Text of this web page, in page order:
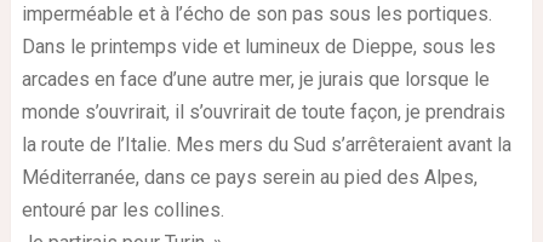
imperméable et à l’écho de son pas sous les portiques.
Dans le printemps vide et lumineux de Dieppe, sous les
arcades en face d’une autre mer, je jurais que lorsque le
monde s’ouvrirait, il s’ouvrirait de toute façon, je prendrais
la route de l’Italie. Mes mers du Sud s’arrêteraient avant la
Méditerranée, dans ce pays serein au pied des Alpes,
entouré par les collines.